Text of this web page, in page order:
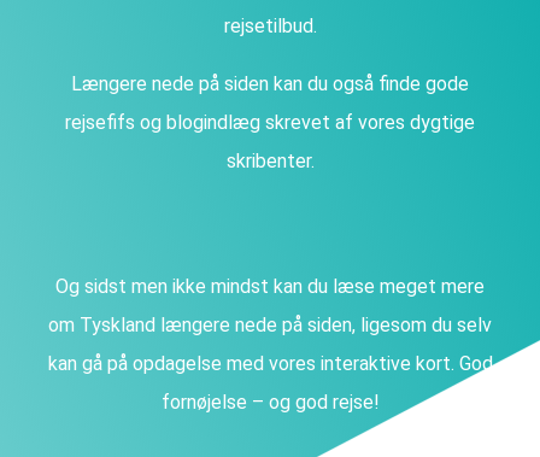
rejsetilbud.
Længere nede på siden kan du også finde gode
rejsefifs og blogindlæg skrevet af vores dygtige
skribenter.
Og sidst men ikke mindst kan du læse meget mere
om Tyskland længere nede på siden, ligesom du selv
kan gå på opdagelse med vores interaktive kort. God
fornøjelse – og god rejse!